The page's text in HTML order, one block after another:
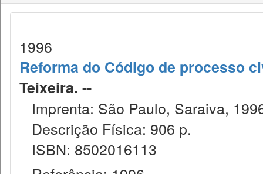
1996
Reforma do Código de processo
Teixeira. --
Imprenta: São Paulo, Saraiva,
Descrição Física: 906 p.
ISBN: 8502016113